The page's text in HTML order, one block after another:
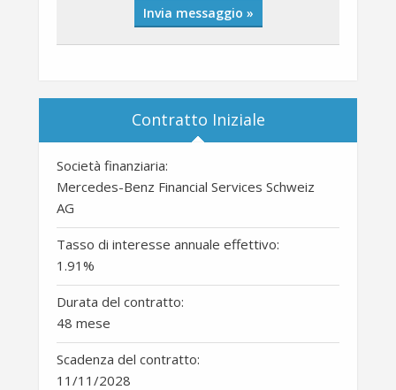
Invia messaggio »
Contratto Iniziale
Società finanziaria:
Mercedes-Benz Financial Services Schweiz
AG
Tasso di interesse annuale effettivo:
1.91 %
Durata del contratto:
48 mese
Scadenza del contratto:
11/11/2028